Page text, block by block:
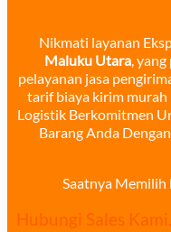
Nikmati layanan
Maluku Utara,
pelayanan jasa
tarif biaya kirim murah
Logistik Berkomitmen
Barang Anda
Saatnya Memilih
Hubungi Sales